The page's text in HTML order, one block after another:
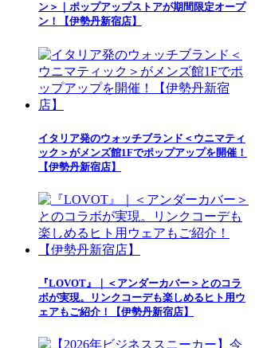
ン＞｜ポップアップストアが期間限定オープ
ン！【伊勢丹新宿店】
イタリア発のウォッチブランド＜ウニマティ
ック＞がメンズ館1Fでポップアップを開催！
【伊勢丹新宿店】
『LOVOT』｜＜アンダーカバー＞とのコラ
ボが実現。リンクコーデも楽しめるヒト用ウ
ェアもご紹介！【伊勢丹新宿店】